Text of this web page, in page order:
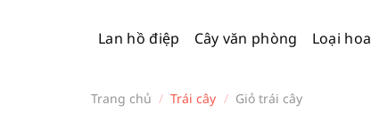
Lan hồ điệp Cây văn phòng Loại hoa
Trang chủ / Trái cây / Giỏ trái cây